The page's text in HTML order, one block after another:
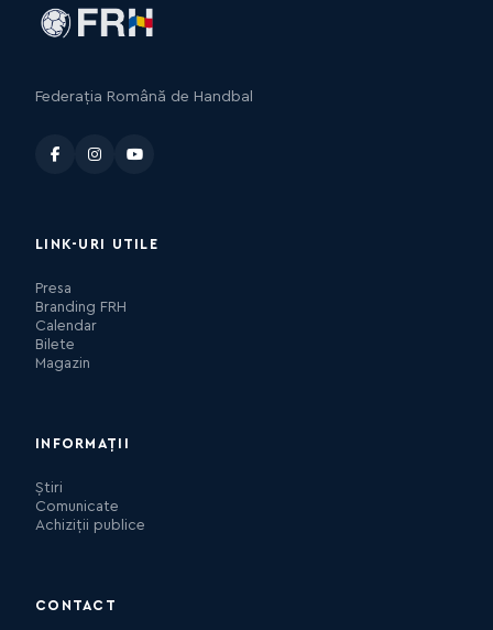
Federația Română de Handbal
LINK-URI UTILE
Presa
Branding FRH
Calendar
Bilete
Magazin
INFORMAȚII
Știri
Comunicate
Achiziții publice
CONTACT